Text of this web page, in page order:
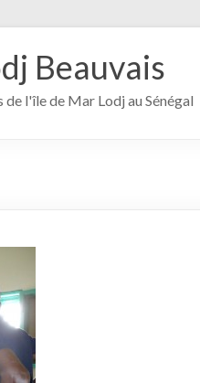
Beauvais
l'île de Mar Lodj au Sénégal